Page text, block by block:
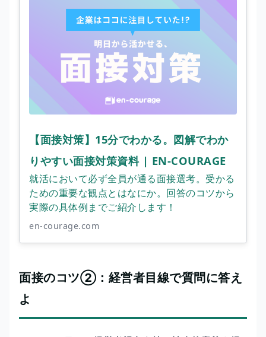
【面接対策】15分でわかる。図解でわか
りやすい面接対策資料 | EN-COURAGE
就活において必ず全員が通る面接選考。受かる
ための重要な観点とはなにか。回答のコツから
実際の具体例までご紹介します！
en-courage.com
面接のコツ②：経営者目線で質問に答え
よ